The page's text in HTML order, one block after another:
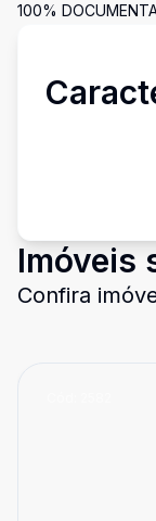
100%
Imóveis
Confira